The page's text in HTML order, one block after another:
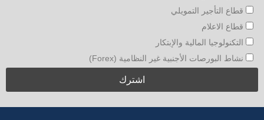
قطاع التأجير التمويلي
قطاع الاعلام
التكنولوجيا المالية والإبتكار
نشاط البورصات الأجنبية غير النظامية (Forex)